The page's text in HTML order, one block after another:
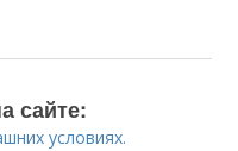
сайте:
условиях.